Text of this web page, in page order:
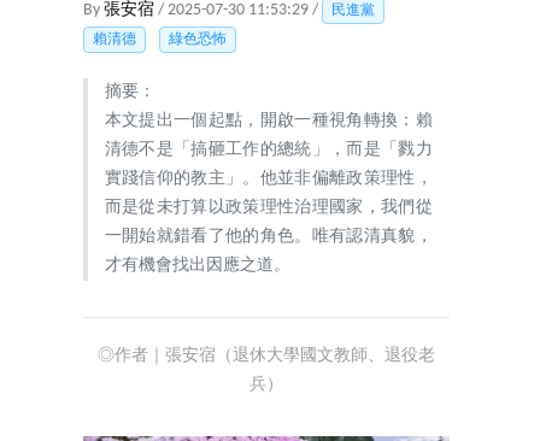
By 張安宿 / 2025-07-30 11:53:29 /
民進黨
賴清德
綠色恐怖
摘要：
本文提出一個起點，開啟一種視角轉換：賴
清德不是「搞砸工作的總統」，而是「戮力
實踐信仰的教主」。他並非偏離政策理性，
而是從未打算以政策理性治理國家，我們從
一開始就錯看了他的角色。唯有認清真貌，
才有機會找出因應之道。
◎作者｜張安宿（退休大學國文教師、退役老
兵）